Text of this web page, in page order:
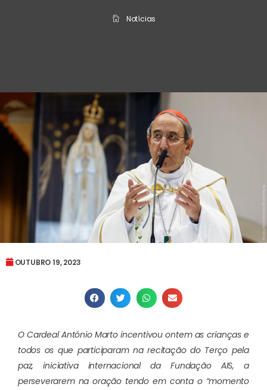
Notícias
OUTUBRO 19, 2023
O Cardeal António Marto incentivou ontem as crianças e
todos os que participaram na recitação do Terço pela
paz, iniciativa internacional da Fundação AIS, a
perseverarem na oração tendo em conta o “momento